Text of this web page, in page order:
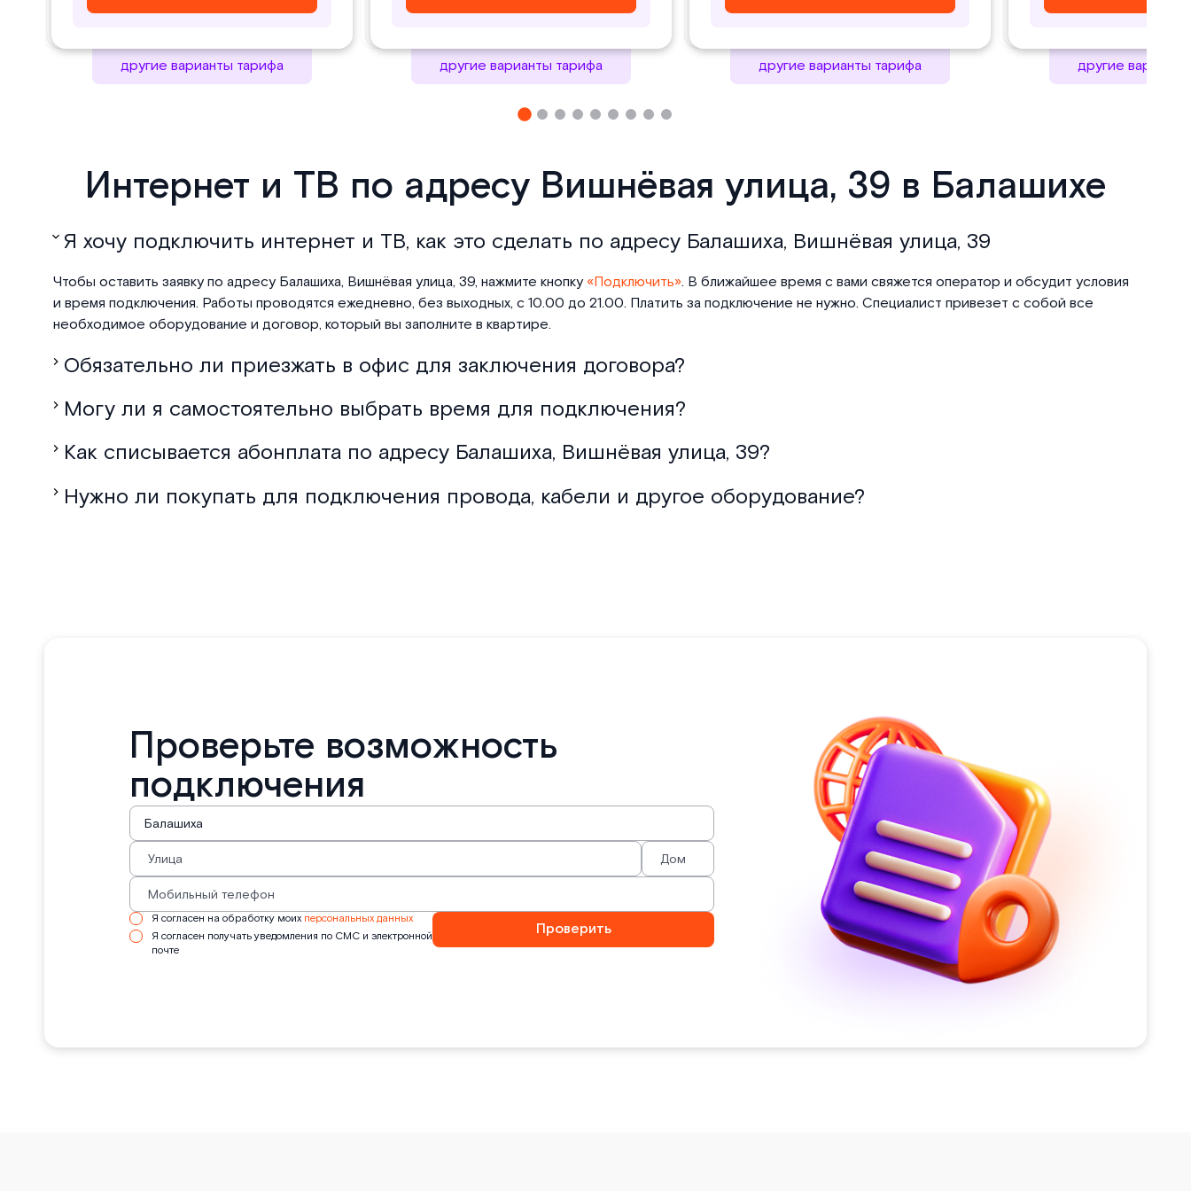
другие варианты тарифа другие варианты тарифа другие варианты тарифа другие
Интернет и ТВ по адресу Вишнёвая улица, 39 в Балашихе
Я хочу подключить интернет и ТВ, как это сделать по адресу Балашиха, Вишнёвая улица, 39
Чтобы оставить заявку по адресу Балашиха, Вишнёвая улица, 39, нажмите кнопку«Подключить». В ближайшее время с вами свяжется оператор и обсудит условия
и время подключения. Работы проводятся ежедневно, без выходных, с 10.00 до 21.00. Платить за подключение не нужно. Специалист привезет с собой все
необходимое оборудование и договор, который вы заполните в квартире.
Обязательно ли приезжать в офис для заключения договора?
Могу ли я самостоятельно выбрать время для подключения?
Как списывается абонплата по адресу Балашиха, Вишнёвая улица, 39?
Нужно ли покупать для подключения провода, кабели и другое оборудование?
Проверьте возможность
подключения
Я согласен на обработку моих персональных данных
Я согласен получать уведомления по СМС и электронной
почте
Проверить